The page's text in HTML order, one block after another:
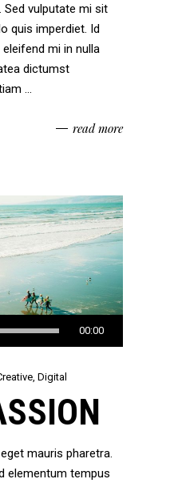
vulputate mi sit
quis imperdiet. Id
mi in nulla
dictumst
read more
00:00
, Digital
mauris pharetra.
elementum tempus